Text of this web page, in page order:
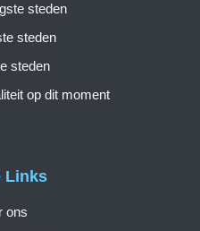
Links
ons
steden
steden
steden
op dit moment